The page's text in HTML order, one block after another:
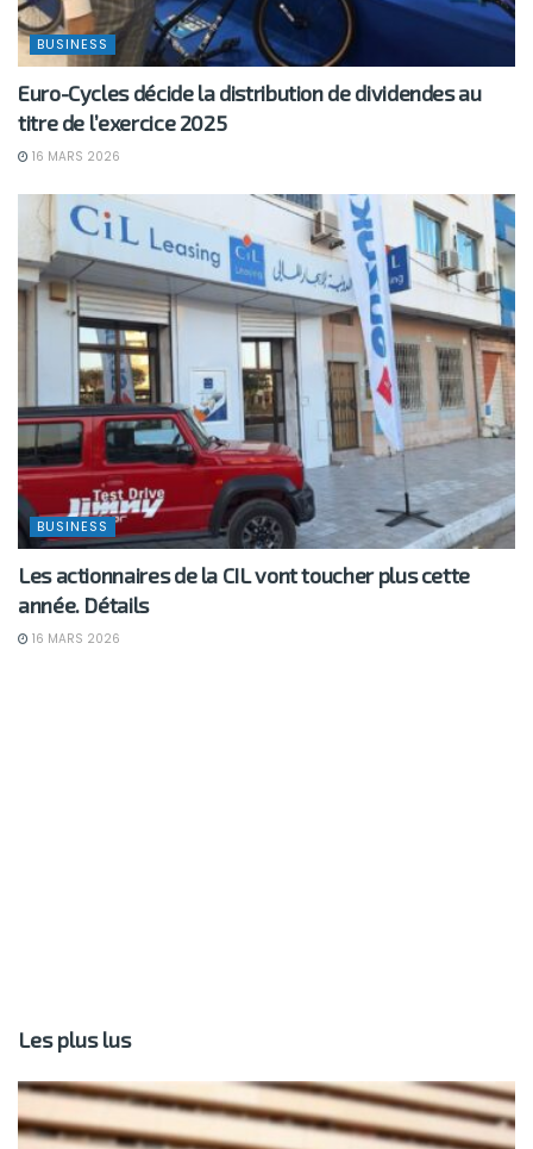
BUSINESS
Euro-Cycles décide la distribution de dividendes au
titre de l’exercice 2025
16 MARS 2026
BUSINESS
Les actionnaires de la CIL vont toucher plus cette
année. Détails
16 MARS 2026
Les plus lus